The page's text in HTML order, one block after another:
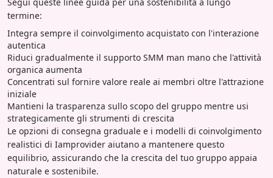
termine:
Integra sempre il coinvolgimento acquistato con l'interazione
autentica
Riduci gradualmente il supporto SMM man mano che l'attività
organica aumenta
Concentrati sul fornire valore reale ai membri oltre l'attrazione
iniziale
Mantieni la trasparenza sullo scopo del gruppo mentre usi
strategicamente gli strumenti di crescita
Le opzioni di consegna graduale e i modelli di coinvolgimento
realistici di Iamprovider aiutano a mantenere questo
equilibrio, assicurando che la crescita del tuo gruppo appaia
naturale e sostenibile.